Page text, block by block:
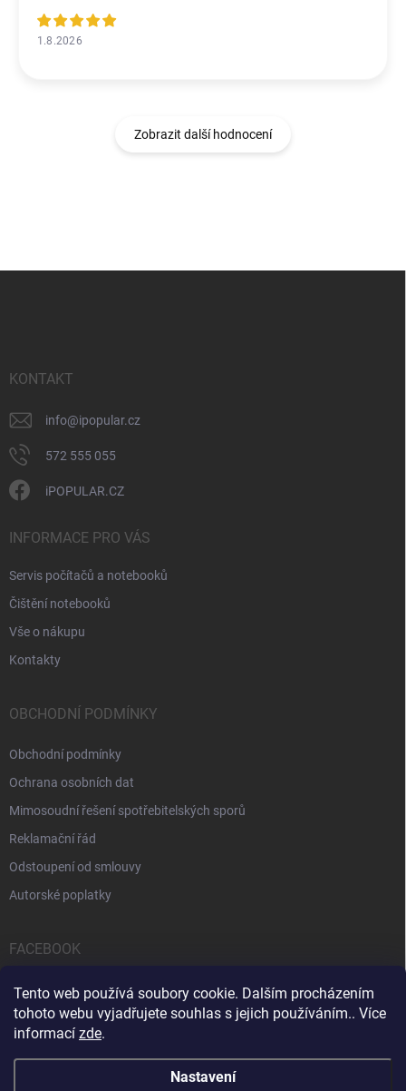
Tento web používá soubory cookie. Dalším procházením
tohoto webu vyjadřujete souhlas s jejich používáním.. Více
informací zde.
Nastavení
1.8.2026
Zobrazit další hodnocení
KONTAKT
info@ipopular.cz
572 555 055
iPOPULAR.CZ
INFORMACE PRO VÁS
Servis počítačů a notebooků
Čištění notebooků
Vše o nákupu
Kontakty
OBCHODNÍ PODMÍNKY
Obchodní podmínky
Ochrana osobních dat
Mimosoudní řešení spotřebitelských sporů
Reklamační řád
Odstoupení od smlouvy
Autorské poplatky
FACEBOOK
Servis počítačů a notebooků Čištění notebooků Kontakty